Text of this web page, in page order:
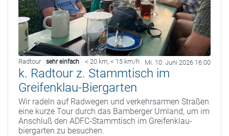
Radtour sehr einfach < 20 km, < 15 km/h Mi. 10. Juni 2026 16:00
k. Radtour z. Stammtisch im
Greifenklau-Biergarten
Wir radeln auf Radwegen und verkehrsarmen Straßen
eine kurze Tour durch das Bamberger Umland, um im
Anschluß den ADFC-Stammtisch im Greifenklau-
biergarten zu besuchen.